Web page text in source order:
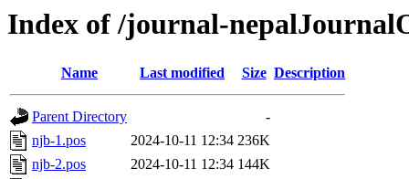
Index of /journal-
Name Last modified Size Description
Parent Directory
-
njb-1.pos
2024-10-11 12:34 236K
njb-2.pos
2024-10-11 12:34 144K